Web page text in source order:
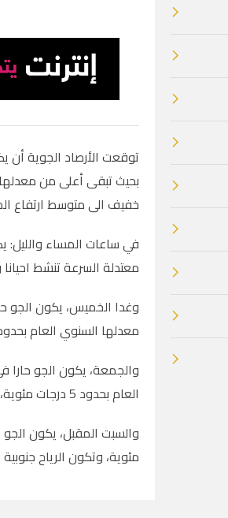
توقعت الأرصاد الجوية أن
خفيف الى متوسط ارتفاع
في ساعات المساء والليل:
معتدلة السرعة تنشط
وغدا الخميس، يكون الجو
معدلها السنوي العام بحدود 5 درجات مئوية، وتكون الرياح شمالية غربية خفيفة إلى معتدلة السرعة والبحر خفيف الى متوسط ارتفاع
والجمعة، يكون الجو حارا
العام بحدود 5 درجات مئوية، وتكون الرياح جنوبية غربية الى شمالية غربية خفيفة إلى معتدلة السرعة والبحر خفيف الى متوسط ارتفاع الموج
مئوية، وتكون الرياح